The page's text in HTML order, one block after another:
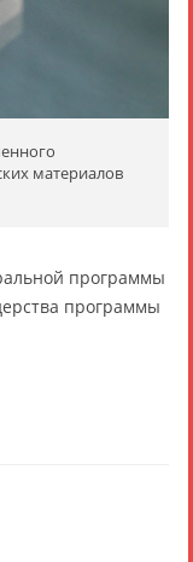
материалов
программы
программы